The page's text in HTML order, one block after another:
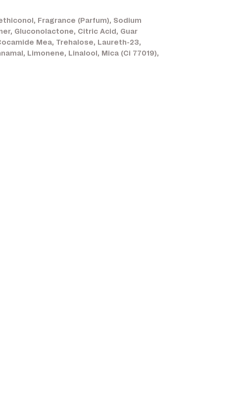
Fragrance (Parfum), Sodium
Gluconolactone, Citric Acid, Guar
Mea, Trehalose, Laureth-23,
Limonene, Linalool, Mica (Ci 77019),